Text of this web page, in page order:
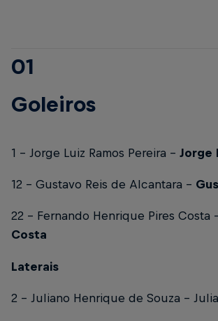
01
Goleiros
1 - Jorge Luiz Ramos Pereira – Jorge
12 - Gustavo Reis de Alcantara –
22 - Fernando Henrique Pires Costa
Costa
Laterais
2 - Juliano Henrique de Souza -